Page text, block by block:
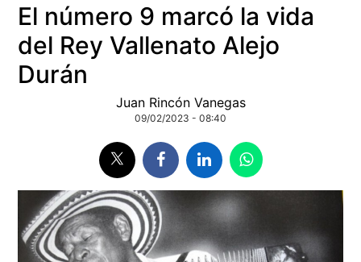
El número 9 marcó la vida
del Rey Vallenato Alejo
Durán
Juan Rincón Vanegas
09/02/2023 - 08:40